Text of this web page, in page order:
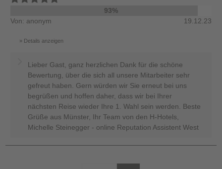
93%
Von: anonym
19.12.23
Details anzeigen
Lieber Gast, ganz herzlichen Dank für die schöne
Bewertung, über die sich all unsere Mitarbeiter sehr
gefreut haben. Gern würden wir Sie erneut bei uns
begrüßen und hoffen daher, dass wir bei Ihrer
nächsten Reise wieder Ihre 1. Wahl sein werden. Beste
Grüße aus Münster, Ihr Team von den H-Hotels,
Michelle Steinegger - online Reputation Assistent West